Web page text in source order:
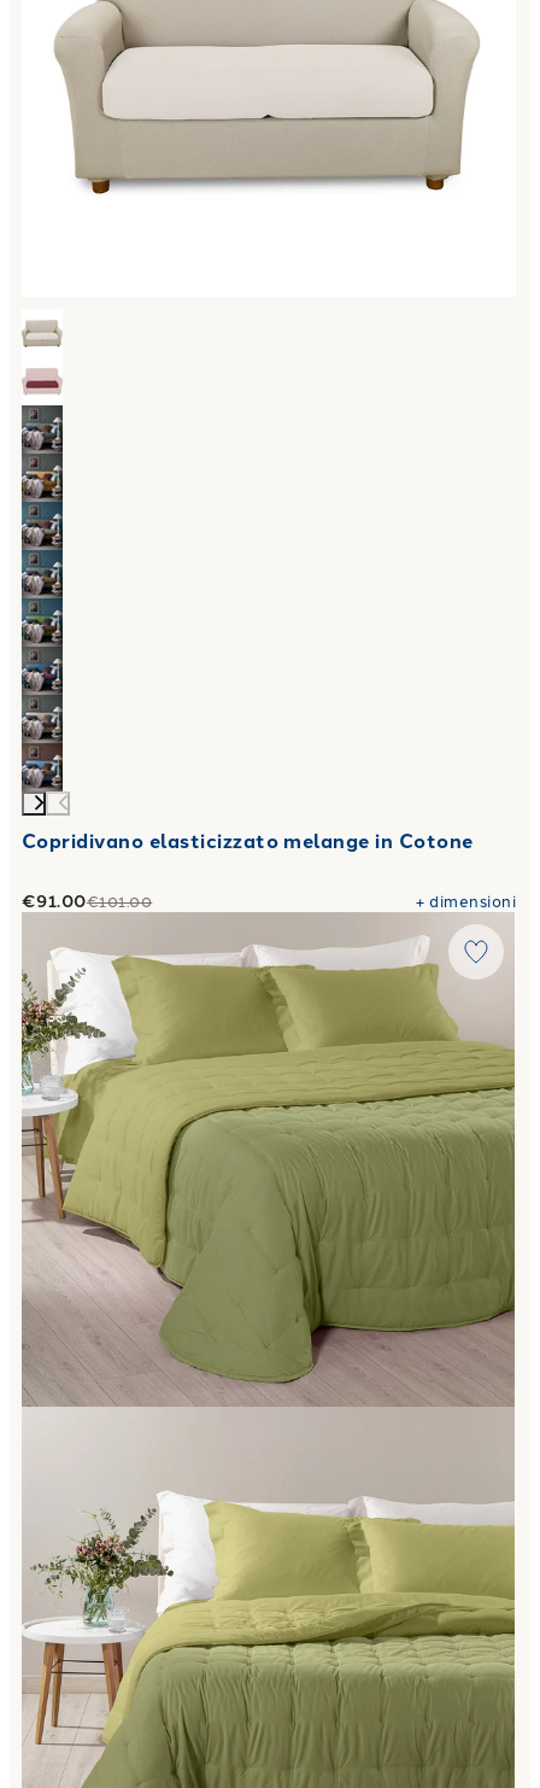
Copridivano elasticizzato melange in Cotone
€91.00€101.00 +dimensioni
Trapunta Calduccia mia in Microfibra 150 gr/mq